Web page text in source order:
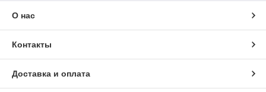
О нас
Контакты
Доставка и оплата